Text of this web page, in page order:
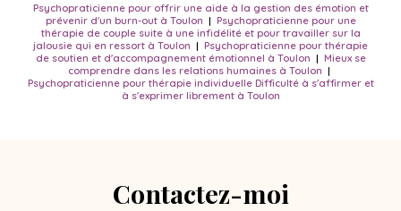
Psychopraticienne pour offrir une aide à la gestion des émotion et
prévenir d'un burn-out à Toulon | Psychopraticienne pour une
thérapie de couple suite à une infidélité et pour travailler sur la
jalousie qui en ressort à Toulon | Psychopraticienne pour thérapie
de soutien et d'accompagnement émotionnel à Toulon | Mieux se
comprendre dans les relations humaines à Toulon |
Psychopraticienne pour thérapie individuelle Difficulté à s'affirmer et
à s'exprimer librement à Toulon
Contactez-moi